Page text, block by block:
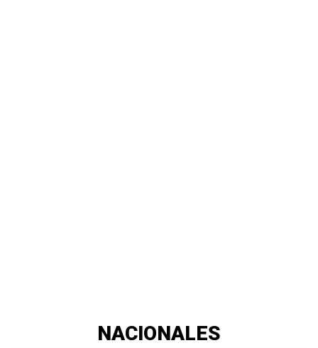
NACIONALES